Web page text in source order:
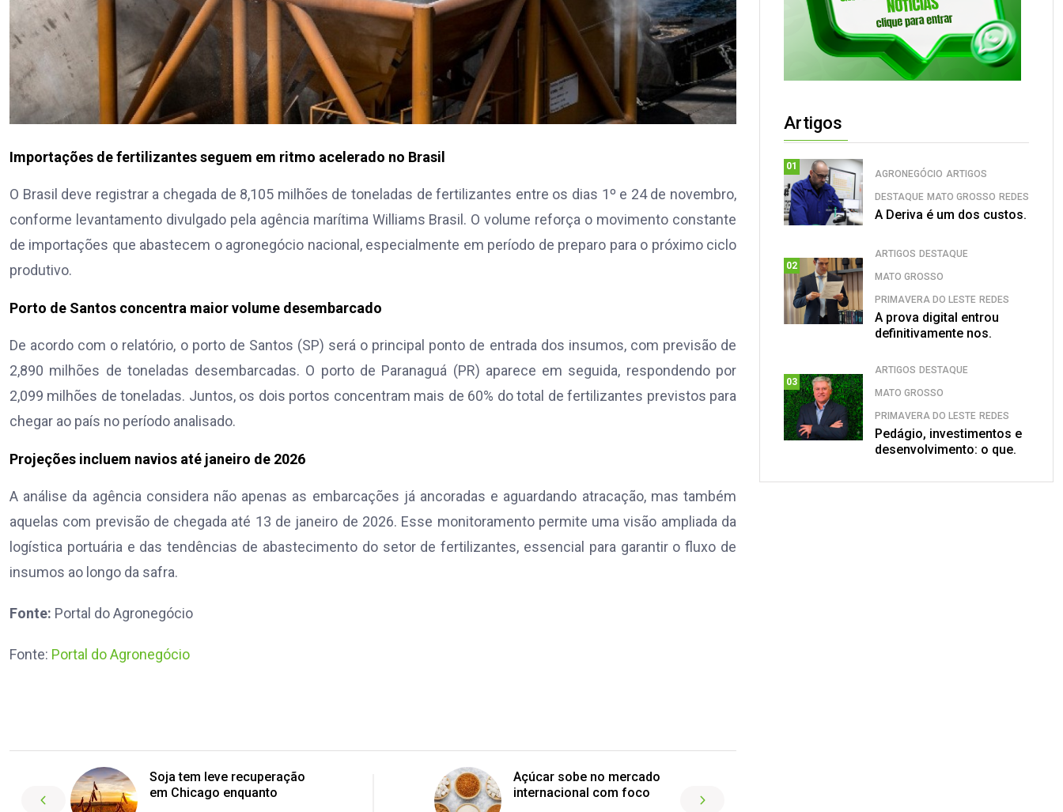
Importações de fertilizantes seguem em ritmo acelerado no Brasil
O Brasil deve registrar a chegada de 8,105 milhões de toneladas de fertilizantes entre os dias 1º e 24 de novembro,
conforme levantamento divulgado pela agência marítima Williams Brasil. O volume reforça o movimento constante
de importações que abastecem o agronegócio nacional, especialmente em período de preparo para o próximo ciclo
produtivo.
Porto de Santos concentra maior volume desembarcado
De acordo com o relatório, o porto de Santos (SP) será o principal ponto de entrada dos insumos, com previsão de
2,890 milhões de toneladas desembarcadas. O porto de Paranaguá (PR) aparece em seguida, respondendo por
2,099 milhões de toneladas. Juntos, os dois portos concentram mais de 60% do total de fertilizantes previstos para
chegar ao país no período analisado.
Projeções incluem navios até janeiro de 2026
A análise da agência considera não apenas as embarcações já ancoradas e aguardando atracação, mas também
aquelas com previsão de chegada até 13 de janeiro de 2026. Esse monitoramento permite uma visão ampliada da
logística portuária e das tendências de abastecimento do setor de fertilizantes, essencial para garantir o fluxo de
insumos ao longo da safra.
Fonte: Portal do Agronegócio
Fonte: Portal do Agronegócio
Soja tem leve recuperação
em Chicago enquanto
Açúcar sobe no mercado
internacional com foco
Artigos
01
AGRONEGÓCIO ARTIGOS
DESTAQUE MATO GROSSO REDES
A Deriva é um dos custos.
02
ARTIGOS DESTAQUE
MATO GROSSO
PRIMAVERA DO LESTE REDES
A prova digital entrou
definitivamente nos.
03
ARTIGOS DESTAQUE
MATO GROSSO
PRIMAVERA DO LESTE REDES
Pedágio, investimentos e
desenvolvimento: o que.